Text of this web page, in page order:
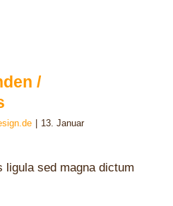
/
13. Januar
sed magna dictum